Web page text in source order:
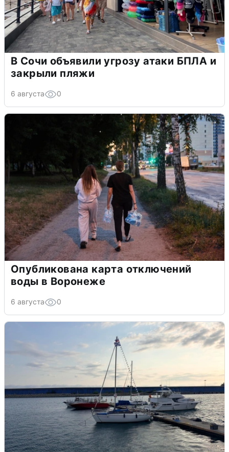
В Сочи объявили угрозу атаки БПЛА и
закрыли пляжи
6 августа 0
Опубликована карта отключений
воды в Воронеже
6 августа 0